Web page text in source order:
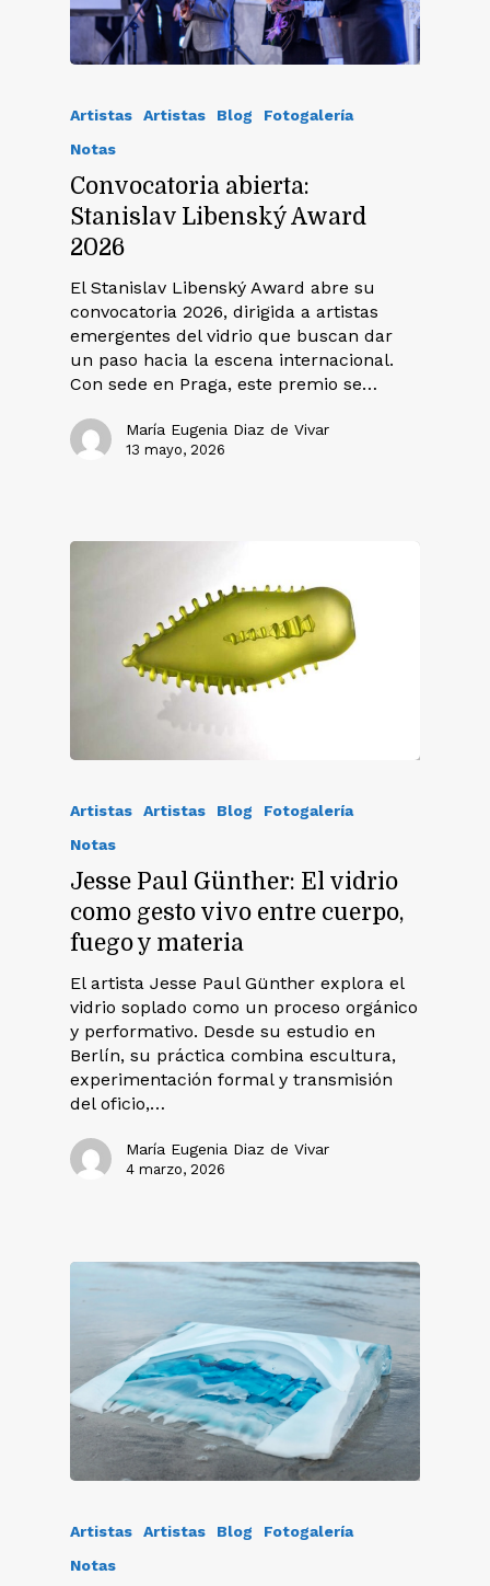
Artistas Artistas Blog
Fotogalería
Notas
Convocatoria abierta:
Stanislav Libenský Award
2026
El Stanislav Libenský Award abre su
convocatoria 2026, dirigida a artistas
emergentes del vidrio que buscan dar
un paso hacia la escena internacional.
Con sede en Praga, este premio se…
María Eugenia Diaz de Vivar
13 mayo, 2026
Artistas Artistas Blog
Fotogalería
Notas
Jesse Paul Günther: El vidrio
como gesto vivo entre cuerpo,
fuego y materia
El artista Jesse Paul Günther explora el
vidrio soplado como un proceso orgánico
y performativo. Desde su estudio en
Berlín, su práctica combina escultura,
experimentación formal y transmisión
del oficio,…
María Eugenia Diaz de Vivar
4 marzo, 2026
Artistas Artistas Blog
Fotogalería
Notas